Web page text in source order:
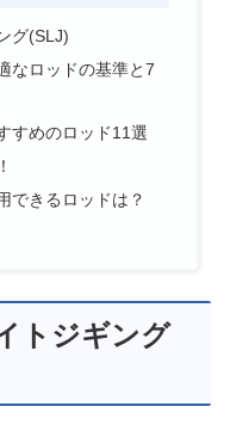
グ(SLJ)
なロッドの基準と7
すめのロッド11選
できるロッドは？
トジギング